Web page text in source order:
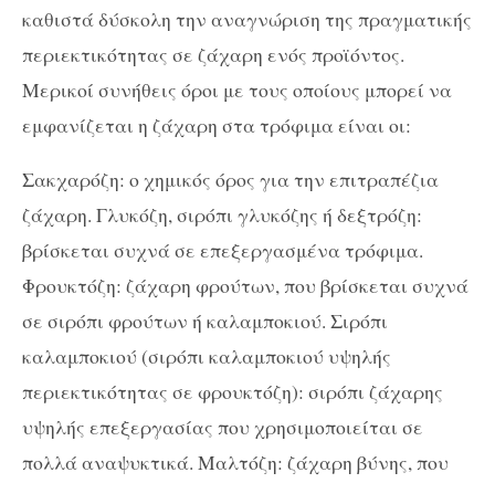
καθιστά δύσκολη την αναγνώριση της πραγματικής
περιεκτικότητας σε ζάχαρη ενός προϊόντος.
Μερικοί συνήθεις όροι με τους οποίους μπορεί να
εμφανίζεται η ζάχαρη στα τρόφιμα είναι οι:
Σακχαρόζη: ο χημικός όρος για την επιτραπέζια
ζάχαρη. Γλυκόζη, σιρόπι γλυκόζης ή δεξτρόζη:
βρίσκεται συχνά σε επεξεργασμένα τρόφιμα.
Φρουκτόζη: ζάχαρη φρούτων, που βρίσκεται συχνά
σε σιρόπι φρούτων ή καλαμποκιού. Σιρόπι
καλαμποκιού (σιρόπι καλαμποκιού υψηλής
περιεκτικότητας σε φρουκτόζη): σιρόπι ζάχαρης
υψηλής επεξεργασίας που χρησιμοποιείται σε
πολλά αναψυκτικά. Μαλτόζη: ζάχαρη βύνης, που